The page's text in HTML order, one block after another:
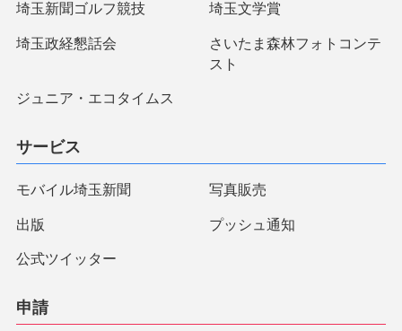
埼玉新聞ゴルフ競技 埼玉文学賞
埼玉政経懇話会
さいたま森林フォトコンテ
スト
ジュニア・エコタイムス
サービス
モバイル埼玉新聞 写真販売
出版 プッシュ通知
公式ツイッター
申請